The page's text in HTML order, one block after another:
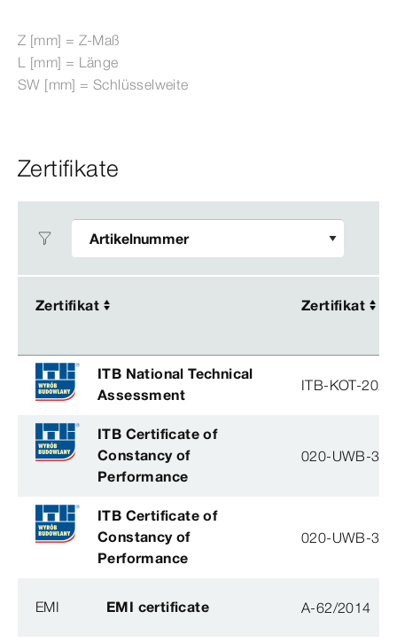
Z [mm] = Z-​Maß
L [mm] = Länge
SW [mm] = Schlüsselweite
Zertifikate
Zertifikat Zertifikat
Zertifikat Zertifikat
ITB National Technical
Assessment
ITB-KOT-
ITB Certificate of
Constancy of
Performance
020-UWB-
ITB Certificate of
Constancy of
Performance
020-UWB-
EMI EMI certificate A-62/2014